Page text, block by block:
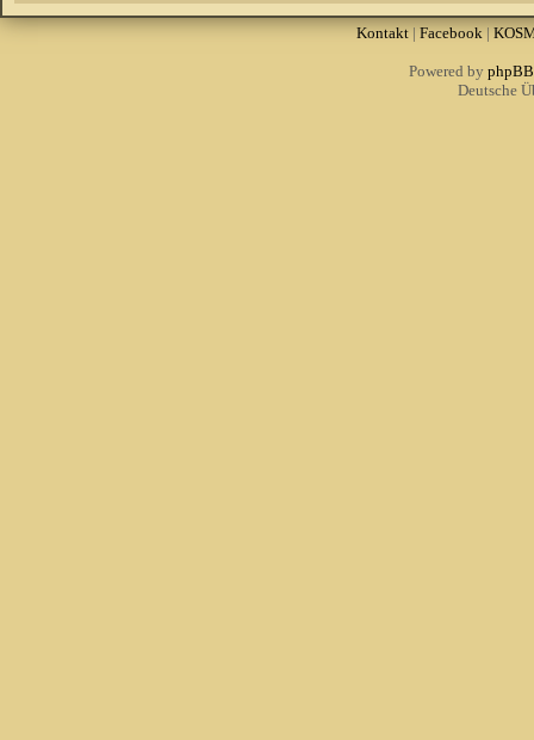
Kontakt| Facebook|
Powered by phpBB
Deutsche